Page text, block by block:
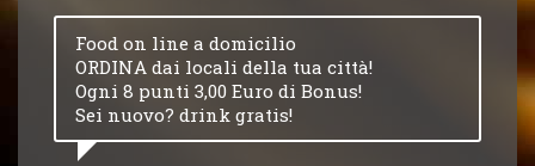
Food on line a domicilio
ORDINA dai locali della tua città!
Ogni 8 punti 3,00 Euro di Bonus!
Sei nuovo? drink gratis!